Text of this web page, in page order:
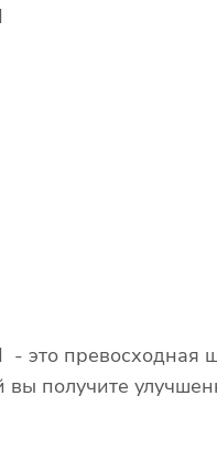
это превосходная
получите